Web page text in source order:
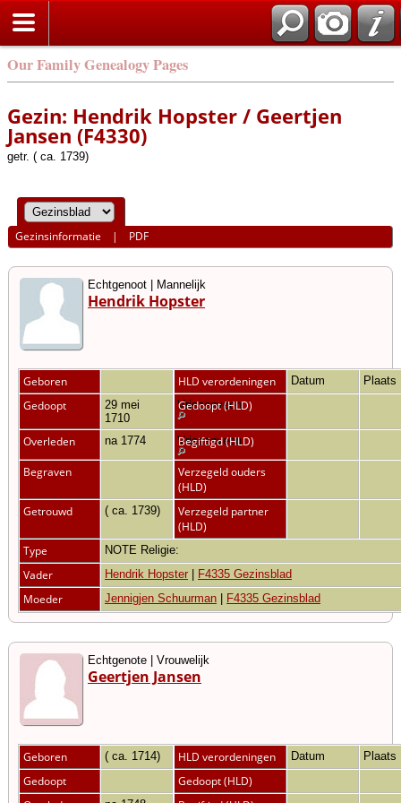
Our Family Genealogy Pages
Gezin: Hendrik Hopster / Geertjen
Jansen (F4330)
getr. ( ca. 1739)
Gezinsinformatie | PDF
Echtgenoot | Mannelijk
Hendrik Hopster
Geboren HLD verordeningen Datum Plaats
Gedoopt
29 mei
1710
Vriezenveen
Gedoopt (HLD)
Overleden na 1774 Vriezenveen
Begiftigd (HLD)
Begraven
Verzegeld ouders
(HLD)
Getrouwd
( ca. 1739)
Verzegeld partner
(HLD)
Type
NOTE Religie:
Vader Hendrik Hopster F4335 Gezinsblad
Moeder Jennigjen Schuurman F4335 Gezinsblad
Echtgenote | Vrouwelijk
Geertjen Jansen
Geboren ( ca. 1714) HLD verordeningen Datum Plaats
Gedoopt
Gedoopt (HLD)